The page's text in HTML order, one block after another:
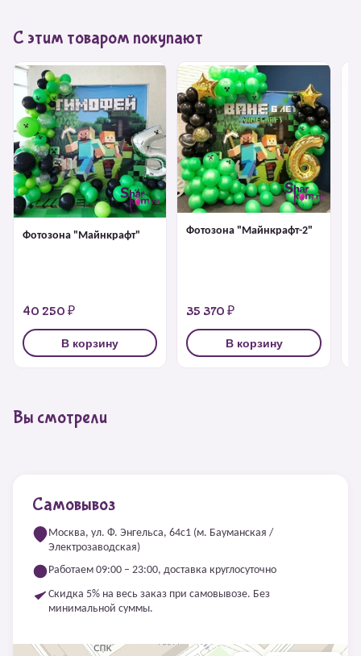
С этим товаром покупают
Фотозона "Майнкрафт"
40 250 ₽
В корзину
Фотозона "Майнкрафт-2"
35 370 ₽
В корзину
Вы смотрели
Самовывоз
Москва, ул. Ф. Энгельса, 64с1 (м. Бауманская /
Электрозаводская)
Работаем 09:00 – 23:00, доставка круглосуточно
Скидка 5% на весь заказ при самовывозе. Без
минимальной суммы.